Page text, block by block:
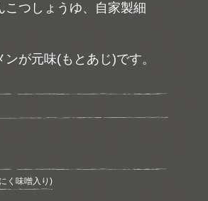
こつしょうゆ、自家製細
が元味(もとあじ)です。
く味噌入り)